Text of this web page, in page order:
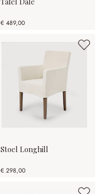
€ 489,00
Stoel Longhill
€ 298,00